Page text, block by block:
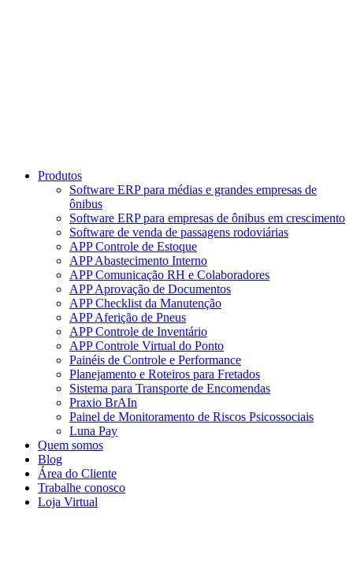
Produtos
Software ERP para médias e grandes empresas de
ônibus
Software ERP para empresas de ônibus em crescimento
Software de venda de passagens rodoviárias
APP Controle de Estoque
APP Abastecimento Interno
APP Comunicação RH e Colaboradores
APP Aprovação de Documentos
APP Checklist da Manutenção
APP Aferição de Pneus
APP Controle de Inventário
APP Controle Virtual do Ponto
Painéis de Controle e Performance
Planejamento e Roteiros para Fretados
Sistema para Transporte de Encomendas
Praxio BrAIn
Painel de Monitoramento de Riscos Psicossociais
Luna Pay
Quem somos
Blog
Área do Cliente
Trabalhe conosco
Loja Virtual